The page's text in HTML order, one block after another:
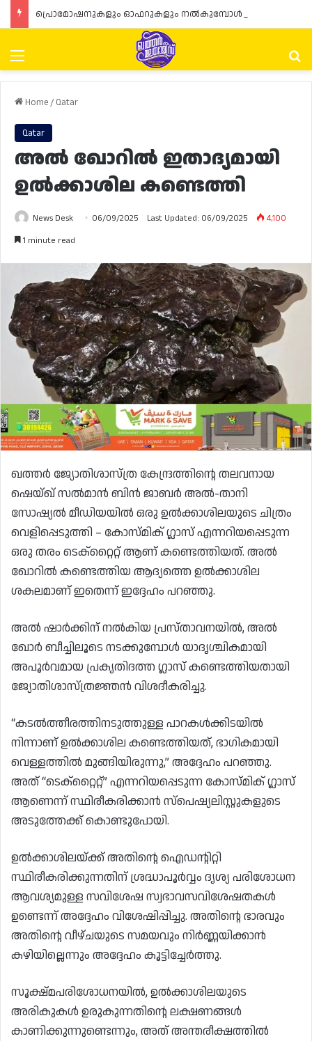
Menu
Home/ Qatar
Qatar
അൽ ഖോറിൽ ഇതാദ്യമായി
ഉൽക്കാശില കണ്ടെത്തി
News Desk 06/09/2025 Last Updated: 06/09/2025
4,100
1 minute read
ഖത്തർ ജ്യോതിശാസ്ത്ര കേന്ദ്രത്തിന്റെ തലവനായ
ഷെയ്ഖ് സൽമാൻ ബിൻ ജാബർ അൽ-താനി
സോഷ്യൽ മീഡിയയിൽ ഒരു ഉൽക്കാശിലയുടെ ചിത്രം
വെളിപ്പെടുത്തി – കോസ്മിക് ഗ്ലാസ് എന്നറിയപ്പെടുന്ന
ഒരു തരം ടെക്റ്റൈറ്റ് ആണ് കണ്ടെത്തിയത്. അൽ
ഖോറിൽ കണ്ടെത്തിയ ആദ്യത്തെ ഉൽക്കാശില
ശകലമാണ് ഇതെന്ന് ഇദ്ദേഹം പറഞ്ഞു.
അൽ ഷാർക്കിന് നൽകിയ പ്രസ്താവനയിൽ, അൽ
ഖോർ ബീച്ചിലൂടെ നടക്കുമ്പോൾ യാദൃശ്ചികമായി
അപൂർവമായ പ്രകൃതിദത്ത ഗ്ലാസ് കണ്ടെത്തിയതായി
ജ്യോതിശാസ്ത്രജ്ഞൻ വിശദീകരിച്ചു.
“കടൽത്തീരത്തിനടുത്തുള്ള പാറകൾക്കിടയിൽ
നിന്നാണ് ഉൽക്കാശില കണ്ടെത്തിയത്, ഭാഗികമായി
വെള്ളത്തിൽ മുങ്ങിയിരുന്നു,” അദ്ദേഹം പറഞ്ഞു.
അത് “ടെക്റ്റൈറ്റ്” എന്നറിയപ്പെടുന്ന കോസ്മിക് ഗ്ലാസ്
ആണെന്ന് സ്ഥിരീകരിക്കാൻ സ്പെഷ്യലിസ്റ്റുകളുടെ
അടുത്തേക്ക് കൊണ്ടുപോയി.
ഉൽക്കാശിലയ്ക്ക് അതിന്റെ ഐഡന്റിറ്റി
സ്ഥിരീകരിക്കുന്നതിന് ശ്രദ്ധാപൂർവ്വം ദൃശ്യ പരിശോധന
ആവശ്യമുള്ള സവിശേഷ സ്വഭാവസവിശേഷതകൾ
ഉണ്ടെന്ന് അദ്ദേഹം വിശേഷിപ്പിച്ചു. അതിന്റെ ഭാരവും
അതിന്റെ വീഴ്ചയുടെ സമയവും നിർണ്ണയിക്കാൻ
കഴിയില്ലെന്നും അദ്ദേഹം കൂട്ടിച്ചേർത്തു.
സൂക്ഷ്മപരിശോധനയിൽ, ഉൽക്കാശിലയുടെ
അരികുകൾ ഉരുകുന്നതിന്റെ ലക്ഷണങ്ങൾ
കാണിക്കുന്നുണ്ടെന്നും, അത് അന്തരീക്ഷത്തിൽ